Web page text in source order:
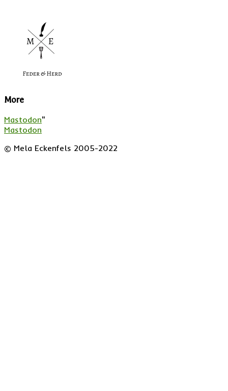
More
Mastodon"
Mastodon
© Mela Eckenfels 2005-2022